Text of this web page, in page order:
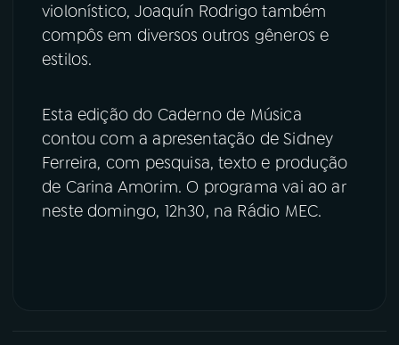
violonístico, Joaquín Rodrigo também
compôs em diversos outros gêneros e
estilos.
Esta edição do Caderno de Música
contou com a apresentação de Sidney
Ferreira, com pesquisa, texto e produção
de Carina Amorim. O programa vai ao ar
neste domingo, 12h30, na Rádio MEC.